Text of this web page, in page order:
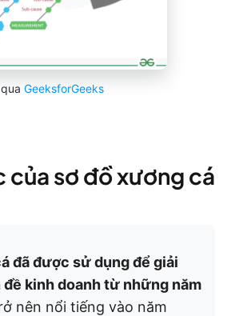
qua GeeksforGeeks
của sơ đồ xương cá
đã được sử dụng để giải
kinh doanh từ những năm
nên nổi tiếng vào năm